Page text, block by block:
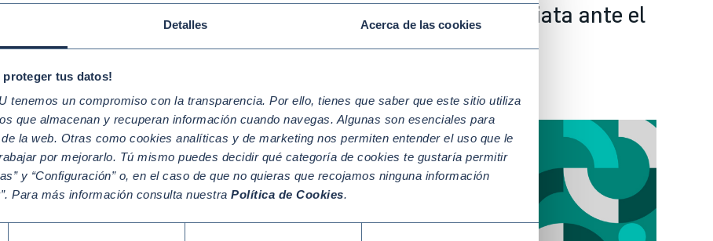
Detalles Acerca de las cookies
proteger tus datos!
tenemos un compromiso con la transparencia. Por ello, tienes que saber que este sitio utiliza
que almacenan y recuperan información cuando navegas. Algunas son esenciales para
la web. Otras como cookies analíticas y de marketing nos permiten entender el uso que le
por mejorarlo. Tú mismo puedes decidir qué categoría de cookies te gustaría permitir
y “Configuración” o, en el caso de que no quieras que recojamos ninguna información
Para más información consulta nuestra Política de Cookies.
residuos en tu empresa
una urgencia inmediata ante el
cambio climático